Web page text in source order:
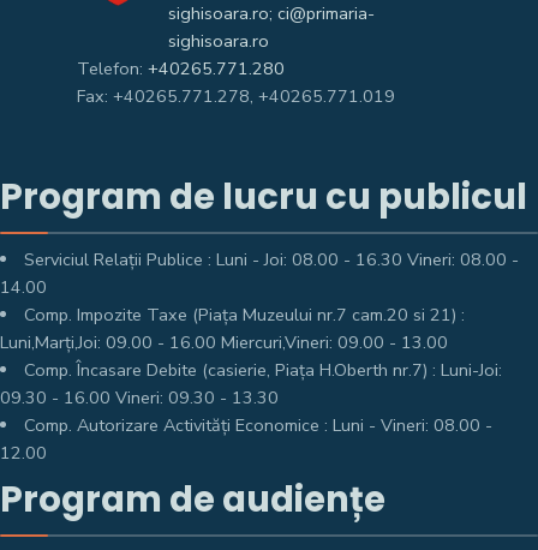
sighisoara.ro; ci@primaria-
sighisoara.ro
Telefon: +40265.771.280
Fax: +40265.771.278, +40265.771.019
Program de lucru cu publicul
Serviciul Relații Publice : Luni - Joi: 08.00 - 16.30 Vineri: 08.00 -
14.00
Comp. Impozite Taxe (Piața Muzeului nr.7 cam.20 si 21) :
Luni,Marți,Joi: 09.00 - 16.00 Miercuri,Vineri: 09.00 - 13.00
Comp. Încasare Debite (casierie, Piața H.Oberth nr.7) : Luni-Joi:
09.30 - 16.00 Vineri: 09.30 - 13.30
Comp. Autorizare Activități Economice : Luni - Vineri: 08.00 -
12.00
Program de audiențe